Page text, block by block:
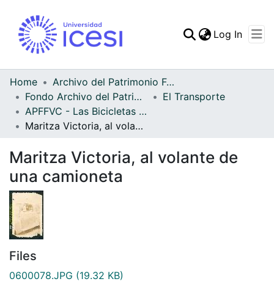
Statistics
Log In
Home
Archivo del Patrimonio Fotográfico y Fílmico del Valle del Cauca
Fondo Archivo del Patrimonio Fotográfico y Fílmico del Valle del Cauca
El Transporte
APFFVC - Las Bicicletas y Ca - Patrimonial
Maritza Victoria, al volante de una camioneta
Maritza Victoria, al volante de
una camioneta
Files
0600078.JPG (19.32 KB)